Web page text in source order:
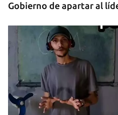
Gobierno de apartar al